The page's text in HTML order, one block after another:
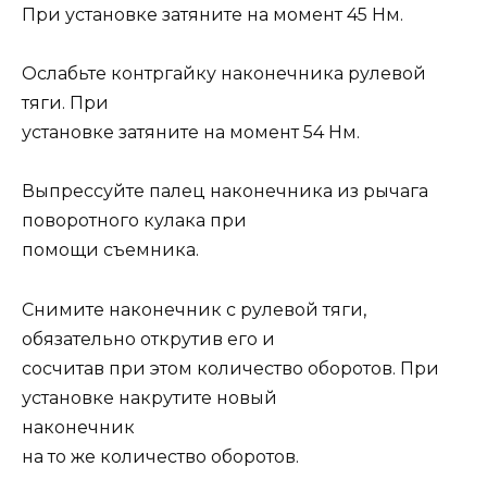
При установке затяните на момент 45 Нм.
Ослабьте контргайку наконечника рулевой
тяги. При
установке затяните на момент 54 Нм.
Выпрессуйте палец наконечника из рычага
поворотного кулака при
помощи съемника.
Снимите наконечник с рулевой тяги,
обязательно открутив его и
сосчитав при этом количество оборотов. При
установке накрутите новый
наконечник
на то же количество оборотов.